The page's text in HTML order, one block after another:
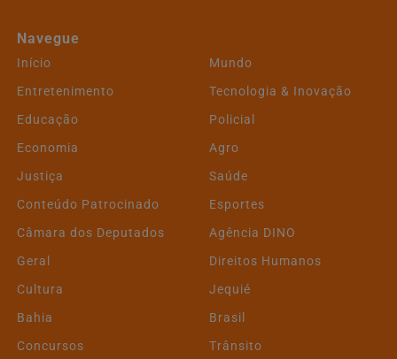
Navegue
Início
Mundo
Entretenimento
Tecnologia & Inovação
Educação
Policial
Economia
Agro
Justiça
Saúde
Conteúdo Patrocinado
Esportes
Câmara dos Deputados
Agência DINO
Geral
Direitos Humanos
Cultura
Jequié
Bahia
Brasil
Concursos
Trânsito